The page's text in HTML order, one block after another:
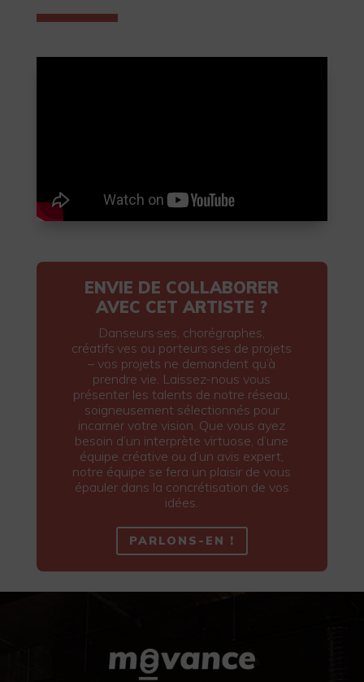
ENVIE DE COLLABORER
AVEC CET ARTISTE ?
Danseurs·ses, chorégraphes,
créatifs·ves ou porteurs·ses de projets
– vos projets ne demandent qu’à
prendre vie. Laissez-nous vous
présenter les talents de notre réseau,
soigneusement sélectionnés pour
incarner votre vision. Que vous ayez
besoin d’un interprète virtuose, d’une
équipe créative ou d’un avis expert,
notre équipe se fera un plaisir de vous
épauler dans la concrétisation de vos
idées.
PARLONS-EN !